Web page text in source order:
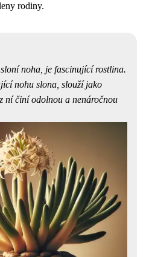
rodiny.
noha, je fascinující rostlina.
nohu slona, slouží jako
ní činí odolnou a nenáročnou